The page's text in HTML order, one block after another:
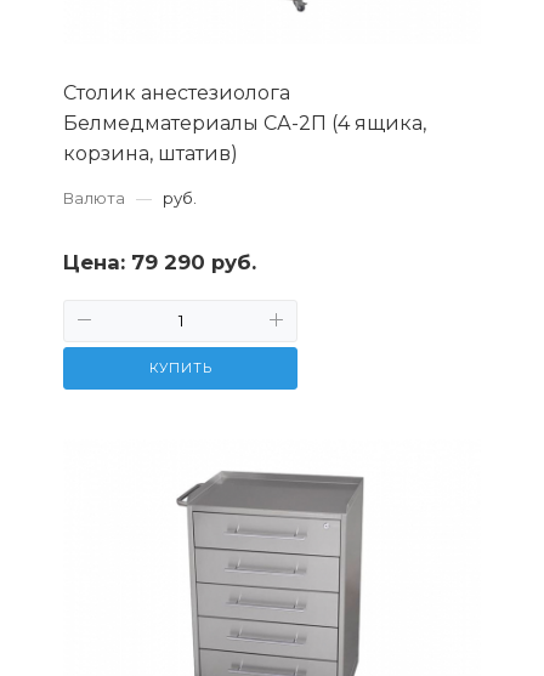
Столик анестезиолога
Белмедматериалы СА-2П (4 ящика,
корзина, штатив)
Валюта — руб.
Цена: 79 290 руб.
КУПИТЬ